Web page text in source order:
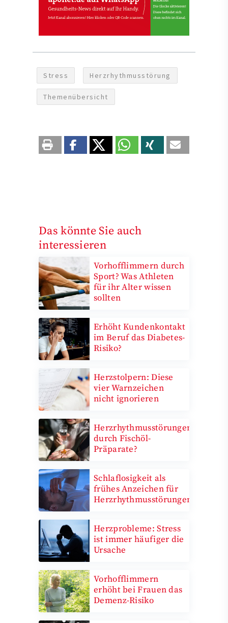
Stress Herzrhythmusstörung
Themenübersicht
Das könnte Sie auch
interessieren
Vorhofflimmern durch
Sport? Was Athleten
für ihr Alter wissen
sollten
Erhöht Kundenkontakt
im Beruf das Diabetes-
Risiko?
Herzstolpern: Diese
vier Warnzeichen
nicht ignorieren
Herzrhythmusstörungen
durch Fischöl-
Präparate?
Schlaflosigkeit als
frühes Anzeichen für
Herzrhythmusstörungen
Herzprobleme: Stress
ist immer häufiger die
Ursache
Vorhofflimmern
erhöht bei Frauen das
Demenz-Risiko